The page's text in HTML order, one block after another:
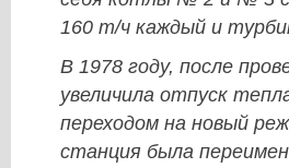
160 т/ч каждый и
В 1978 году, после
увеличила отпуск
переходом на новый
станция была